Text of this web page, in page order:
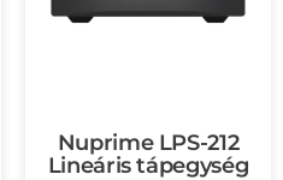
Nuprime LPS-212
Lineáris tápegység